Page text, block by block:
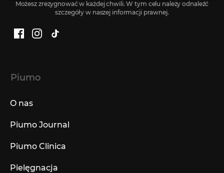
Możesz zrezygnować w każdej chwili. W tym celu należy odnaleźć
szczegóły w naszej informacji prawnej.
Facebook
Instagram
TikTok
Piumo
O nas
Piumo Journal
Piumo Clinica
Pielęgnacja